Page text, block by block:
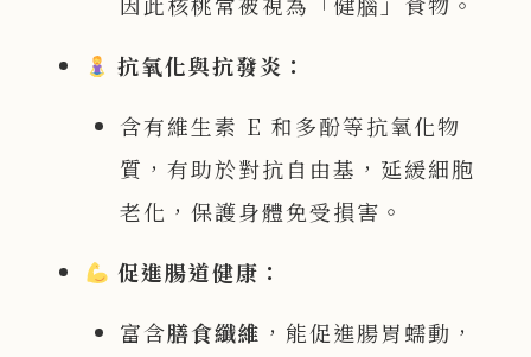
抗氧化與抗發炎：
含有維生素 E 和多酚等抗氧化物
質，有助於對抗自由基，延緩細胞
老化，保護身體免受損害。
促進腸道健康：
富含膳食纖維 ，能促進腸胃蠕動，